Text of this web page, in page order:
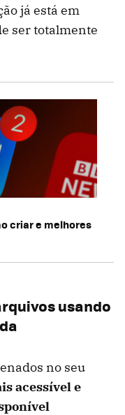
já está em
ser totalmente
criar e melhores
usando
no seu
acessível e